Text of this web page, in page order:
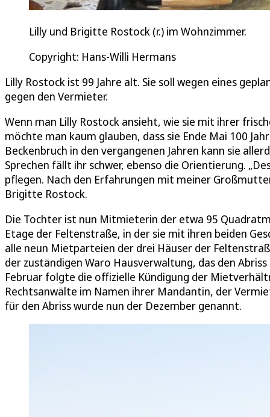
Lilly und Brigitte Rostock (r.) im Wohnzimmer.
Copyright: Hans-Willi Hermans
Lilly Rostock ist 99 Jahre alt. Sie soll wegen eines
gegen den Vermieter.
Wenn man Lilly Rostock ansieht, wie sie mit ihrer
möchte man kaum glauben, dass sie Ende Mai 100
Beckenbruch in den vergangenen Jahren kann sie
Sprechen fällt ihr schwer, ebenso die Orientierung.
pflegen. Nach den Erfahrungen mit meiner
Brigitte Rostock.
Die Tochter ist nun Mitmieterin der etwa 95
Etage der Feltenstraße, in der sie mit ihren beiden
alle neun Mietparteien der drei Häuser der
der zuständigen Waro Hausverwaltung, das den
Februar folgte die offizielle Kündigung der
Rechtsanwälte im Namen ihrer Mandantin, der
für den Abriss wurde nun der Dezember genannt.